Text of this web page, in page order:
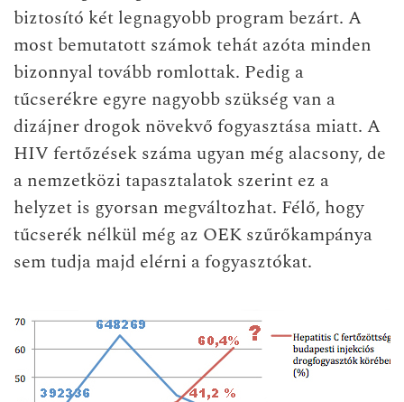
biztosító két legnagyobb program bezárt. A
most bemutatott számok tehát azóta minden
bizonnyal tovább romlottak. Pedig a
tűcserékre egyre nagyobb szükség van a
dizájner drogok növekvő fogyasztása miatt. A
HIV fertőzések száma ugyan még alacsony, de
a nemzetközi tapasztalatok szerint ez a
helyzet is gyorsan megváltozhat. Félő, hogy
tűcserék nélkül még az OEK szűrőkampánya
sem tudja majd elérni a fogyasztókat.